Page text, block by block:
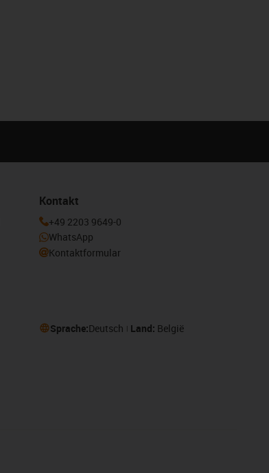
Kontakt
+49 2203 9649-0
WhatsApp
Kontaktformular
Sprache:Deutsch Land: België